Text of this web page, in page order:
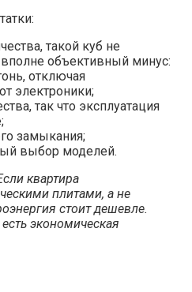
такой куб не
объективный минус:
отключая
электроники;
так что эксплуатация
замыкания;
выбор моделей.
квартира
плитами, а не
стоит дешевле.
экономическая